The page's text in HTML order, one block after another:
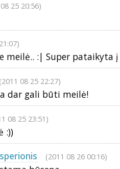
25 20:56)
meilė.. :| Super pataikyta
(2011 08 25 22:27)
dar gali būti meilė!
08 25 23:51)
:))
(2011 08 26 00:16)